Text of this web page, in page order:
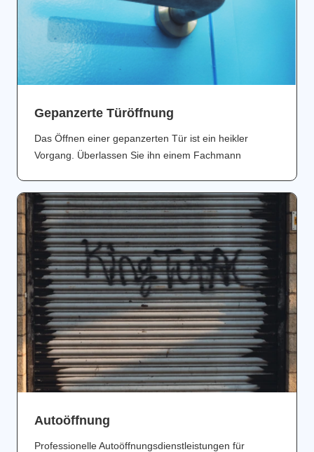
Gepanzerte Türöffnung
Das Öffnen einer gepanzerten Tür ist ein heikler
Vorgang. Überlassen Sie ihn einem Fachmann
Аutoöffnung
Professionelle Autoöffnungsdienstleistungen für